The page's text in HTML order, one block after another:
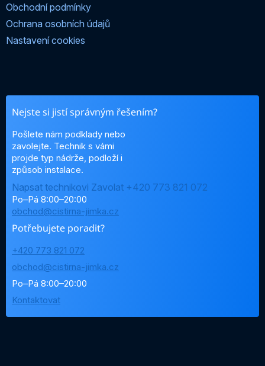
Obchodní podmínky
Ochrana osobních údajů
Nastavení cookies
Nejste si jistí správným řešením?
Pošlete nám podklady nebo
zavolejte. Technik s vámi
projde typ nádrže, podloží i
způsob instalace.
Napsat technikovi Zavolat +420 773 821 072
Po–Pá 8:00–20:00
obchod@cistirna-jimka.cz
Potřebujete poradit?
+420 773 821 072
obchod@cistirna-jimka.cz
Po–Pá 8:00–20:00
Kontaktovat